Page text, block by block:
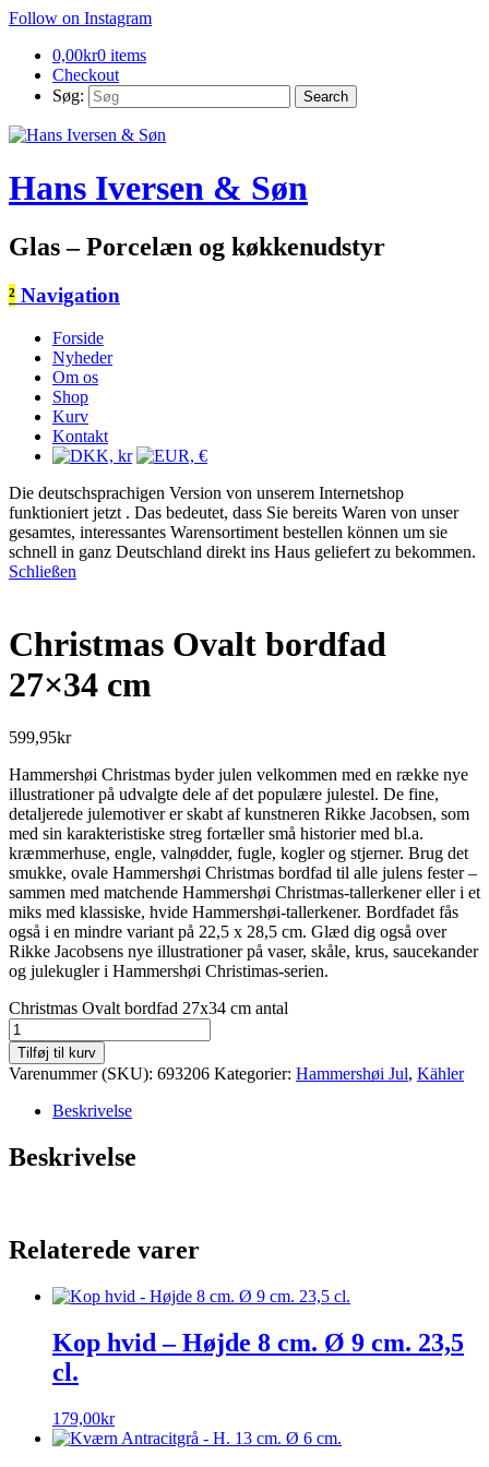
Follow on Instagram
0,00kr0 items
Checkout
Søg:
Hans Iversen & Søn
Glas – Porcelæn og køkkenudstyr
² Navigation
Forside
Nyheder
Om os
Shop
Kurv
Kontakt
Die deutschsprachigen Version von unserem Internetshop
funktioniert jetzt . Das bedeutet, dass Sie bereits Waren von unser
gesamtes, interessantes Warensortiment bestellen können um sie
schnell in ganz Deutschland direkt ins Haus geliefert zu bekommen.
Schließen
Christmas Ovalt bordfad
27×34 cm
599,95kr
Hammershøi Christmas byder julen velkommen med en række nye
illustrationer på udvalgte dele af det populære julestel. De fine,
detaljerede julemotiver er skabt af kunstneren Rikke Jacobsen, som
med sin karakteristiske streg fortæller små historier med bl.a.
kræmmerhuse, engle, valnødder, fugle, kogler og stjerner. Brug det
smukke, ovale Hammershøi Christmas bordfad til alle julens fester –
sammen med matchende Hammershøi Christmas-tallerkener eller i et
miks med klassiske, hvide Hammershøi-tallerkener. Bordfadet fås
også i en mindre variant på 22,5 x 28,5 cm. Glæd dig også over
Rikke Jacobsens nye illustrationer på vaser, skåle, krus, saucekander
og julekugler i Hammershøi Christimas-serien.
Christmas Ovalt bordfad 27x34 cm antal
Tilføj til kurv
Varenummer (SKU): 693206 Kategorier: Hammershøi Jul, Kähler
Beskrivelse
Beskrivelse
Relaterede varer
Kop hvid – Højde 8 cm. Ø 9 cm. 23,5
cl.
179,00kr